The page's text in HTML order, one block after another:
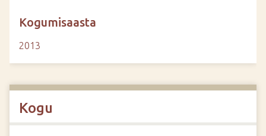
Kogumisaasta
2013
Kogu